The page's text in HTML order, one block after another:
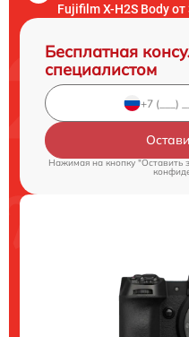
Fujifilm X-H2S Body
Бесплатная
специалистом
Нажимая на кнопку "Оставить